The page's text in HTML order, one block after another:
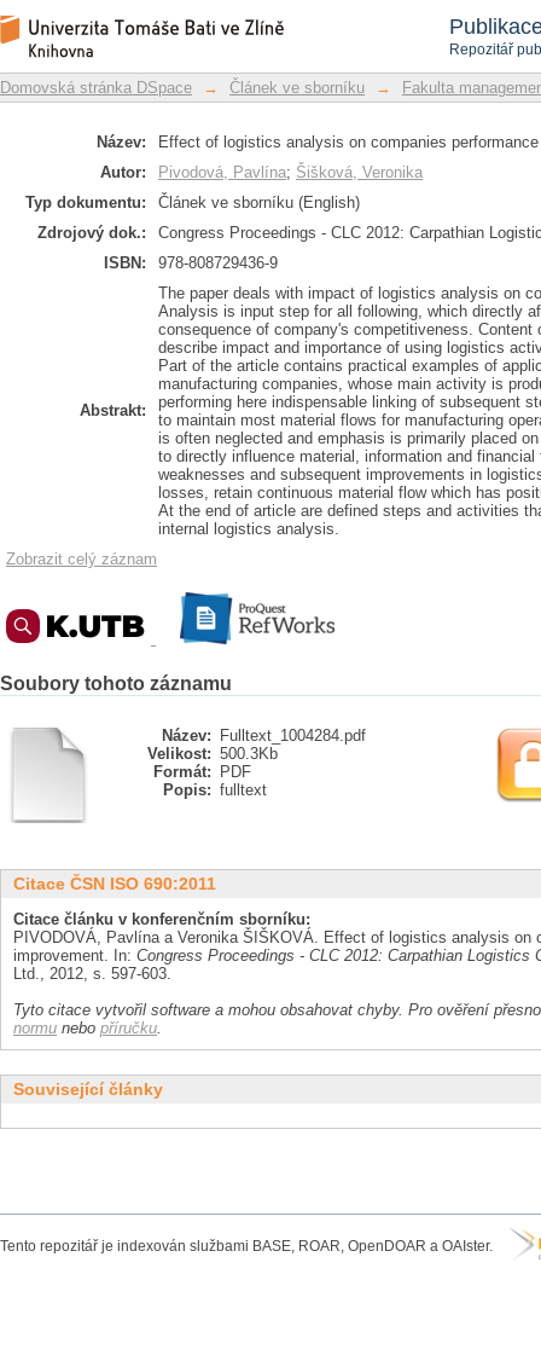
Repozitář
Effect of logistics analysis on
Repozitář DSpace/Manakin
Domovská stránka DSpace → Článek ve sborníku → Fakulta
Název:
Effect of logistics analysis on companies
Autor:
Pivodová, Pavlína; Šišková, Veronika
Typ dokumentu:
Článek ve sborníku (English)
Zdrojový dok.:
Congress Proceedings - CLC 2012: Carpathian
ISBN:
978-808729436-9
Abstrakt:
The paper deals with impact of logistics analysis on
Analysis is input step for all following, which directly
consequence of company's competitiveness. Content
describe impact and importance of using logistics
Part of the article contains practical examples of
manufacturing companies, whose main activity is
performing here indispensable linking of subsequent
to maintain most material flows for manufacturing
is often neglected and emphasis is primarily placed
to directly influence material, information and
weaknesses and subsequent improvements in
losses, retain continuous material flow which has
At the end of article are defined steps and activities
internal logistics analysis.
Zobrazit celý záznam
Soubory tohoto záznamu
Název:
Fulltext_1004284.pdf
Velikost: 500.3Kb
Formát:
PDF
Popis: fulltext
Citace ČSN ISO 690:2011
Citace článku v konferenčním sborníku:
PIVODOVÁ, Pavlína a Veronika ŠIŠKOVÁ. Effect of logistics analysis on
improvement. In: Congress Proceedings - CLC 2012: Carpathian Logistics
Ltd., 2012, s. 597-603.
Tyto citace vytvořil software a mohou obsahovat chyby. Pro ověření
normu nebo příručku.
Související články
Tento repozitář je indexován službami BASE, ROAR, OpenDOAR a OAIster.